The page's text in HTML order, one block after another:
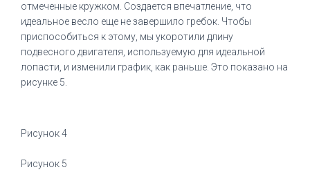
отмеченные кружком. Создается впечатление, что
идеальное весло еще не завершило гребок. Чтобы
приспособиться к этому, мы укоротили длину
подвесного двигателя, используемую для идеальной
лопасти, и изменили график, как раньше. Это показано на
рисунке 5.
Рисунок 4
Рисунок 5